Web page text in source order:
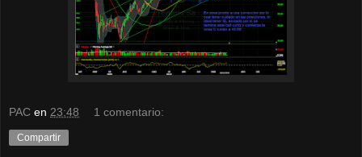
PAC en 23:48 1 comentario:
Compartir